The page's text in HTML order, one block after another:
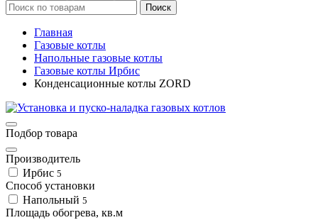
Поиск
Главная
Газовые котлы
Напольные газовые котлы
Газовые котлы Ирбис
Конденсационные котлы ZORD
Подбор товара
Производитель
Ирбис 5
Способ установки
Напольный 5
Площадь обогрева, кв.м